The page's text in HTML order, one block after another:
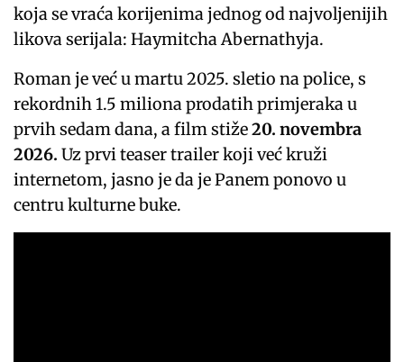
koja se vraća korijenima jednog od najvoljenijih
likova serijala: Haymitcha Abernathyja.
Roman je već u martu 2025. sletio na police, s
rekordnih 1.5 miliona prodatih primjeraka u
prvih sedam dana, a film stiže20. novembra
2026. Uz prvi teaser trailer koji već kruži
internetom, jasno je da je Panem ponovo u
centru kulturne buke.